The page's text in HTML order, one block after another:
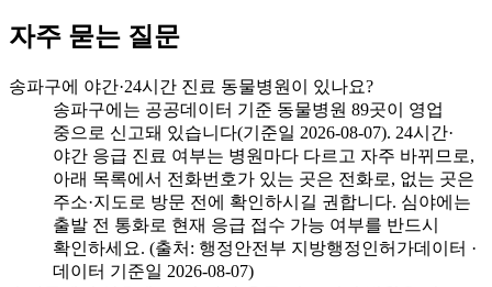
자주 묻는 질문
송파구에 야간·24시간 진료 동물병원이 있나요?
송파구에는 공공데이터 기준 동물병원 89곳이 영업
중으로 신고돼 있습니다(기준일 2026-08-07). 24시간·
야간 응급 진료 여부는 병원마다 다르고 자주 바뀌므로,
아래 목록에서 전화번호가 있는 곳은 전화로, 없는 곳은
주소·지도로 방문 전에 확인하시길 권합니다. 심야에는
출발 전 통화로 현재 응급 접수 가능 여부를 반드시
확인하세요. (출처: 행정안전부 지방행정인허가데이터 ·
데이터 기준일 2026-08-07)